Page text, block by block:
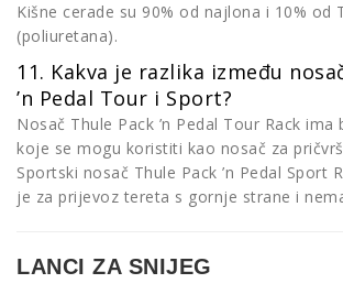
Kišne cerade su 90% od najlona i 10% od
(poliuretana).
11. Kakva je razlika između
’n Pedal Tour i Sport?
Nosač Thule Pack ’n Pedal Tour Rack ima
koje se mogu koristiti kao nosač za
Sportski nosač Thule Pack ’n Pedal Sport
je za prijevoz tereta s gornje strane i
LANCI ZA SNIJEG